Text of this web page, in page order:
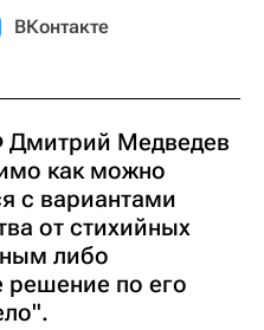
ВКонтакте
Медведев
как можно
с вариантами
от стихийных
либо
решение по его